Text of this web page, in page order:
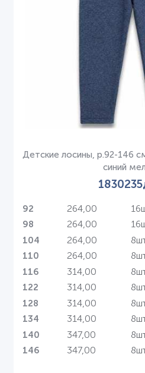
Детские лосины, р.92-146
синий
92 264,00
98 264,00
104 264,00
110 264,00
116 314,00
122 314,00
128 314,00
134 314,00
140 347,00
146 347,00